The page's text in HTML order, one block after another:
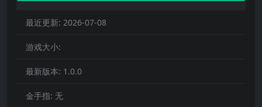
最近更新: 2026-07-08
游戏大小:
最新版本: 1.0.0
金手指: 无